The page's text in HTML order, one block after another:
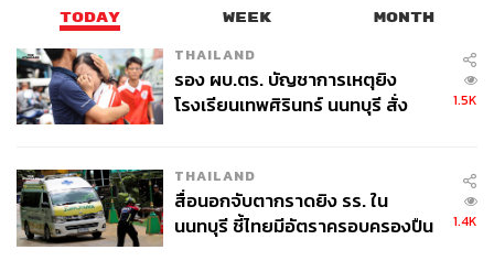
356
ABOUT THE AUTHOR
THE STANDARD TEAM
กองบรรณาธิการ THE STANDARD
TODAY WEEK MONTH
THAILAND
รอง ผบ.ตร. บัญชาการเหตุยิง
โรงเรียนเทพศิรินทร์ นนทบุรี สั่ง
1.5K
THAILAND
สื่อนอกจับตากราดยิง รร. ใน
นนทบุรี ชี้ไทยมีอัตราครอบครองปืน
1.4K